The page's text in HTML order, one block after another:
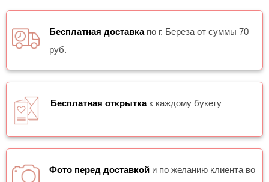
Бесплатная доставка по г. Береза от суммы 70
руб.
Бесплатная открытка к каждому букету
Фото перед доставкой и по желанию клиента во